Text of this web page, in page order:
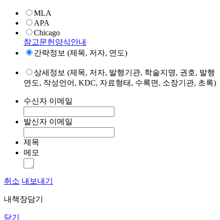
MLA
APA
Chicago
참고문헌양식안내
간략정보 (제목, 저자, 연도)
상세정보 (제목, 저자, 발행기관, 학술지명, 권호, 발행
연도, 작성언어, KDC, 자료형태, 수록면, 소장기관, 초록)
수신자 이메일
발신자 이메일
제목
메모
취소 내보내기
내책장담기
닫기